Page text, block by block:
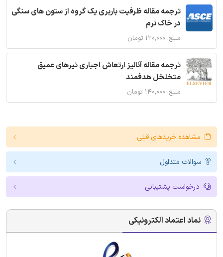
ترجمه مقاله ظرفیت باربری یک گروه از ستون های سنگی
در خاک نرم
مبلغ: ۱۲۰,۰۰۰ تومان
ترجمه مقاله آنالیز ارتعاش اجباری تیرهای عمیق
متخلخل هدفمند
مبلغ: ۱۴۰,۰۰۰ تومان
مشاهده خریدهای قبلی
سوالات متداول
درخواست پشتیبانی
نماد اعتماد الکترونیکی